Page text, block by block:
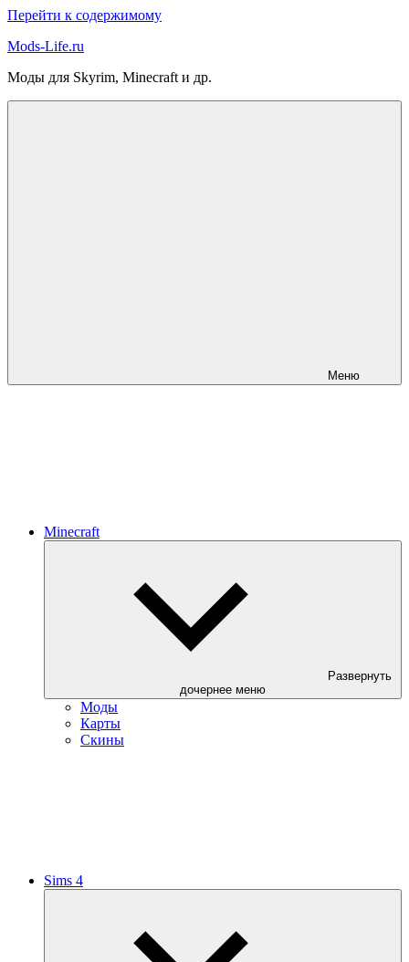
Перейти к содержимому
Mods-Life.ru
Моды для Skyrim, Minecraft и др.
Меню
Minecraft
Развернуть
дочернее меню
Моды
Карты
Скины
Sims 4